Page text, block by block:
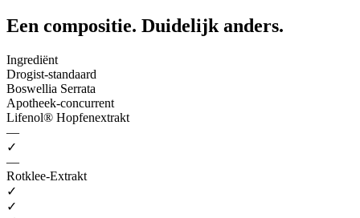
Een compositie. Duidelijk anders.
Ingrediënt
Drogist-standaard
Boswellia Serrata
Apotheek-concurrent
Lifenol® Hopfenextrakt
—
✓
—
Rotklee-Extrakt
✓
✓